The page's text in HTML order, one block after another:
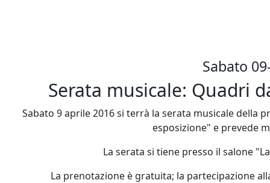
Sabato
Serata musicale: Quadri
Sabato 9 aprile 2016 si terrà la serata musicale
esposizione" e prevede
La serata si tiene presso il salone
La prenotazione è gratuita; la partecipazione